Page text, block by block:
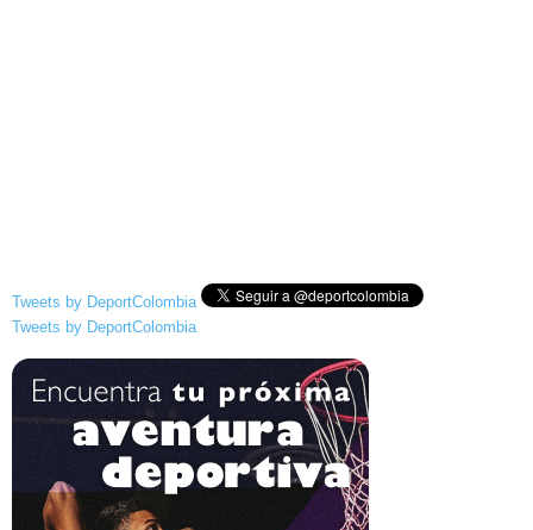
Tweets by DeportColombia
Tweets by DeportColombia